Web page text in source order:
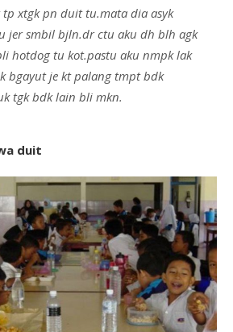
xtgk pn duit tu.mata dia asyk
jer smbil bjln.dr ctu aku dh blh agk
hotdog tu kot.pastu aku nmpk lak
bgayut je kt palang tmpt bdk
tgk bdk lain bli mkn.
duit